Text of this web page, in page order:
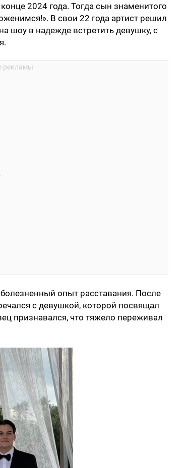
2024 года. Тогда сын знаменитого
В свои 22 года артист решил
шоу в надежде встретить девушку, с
опыт расставания. После
с девушкой, которой посвящал
признавался, что тяжело переживал